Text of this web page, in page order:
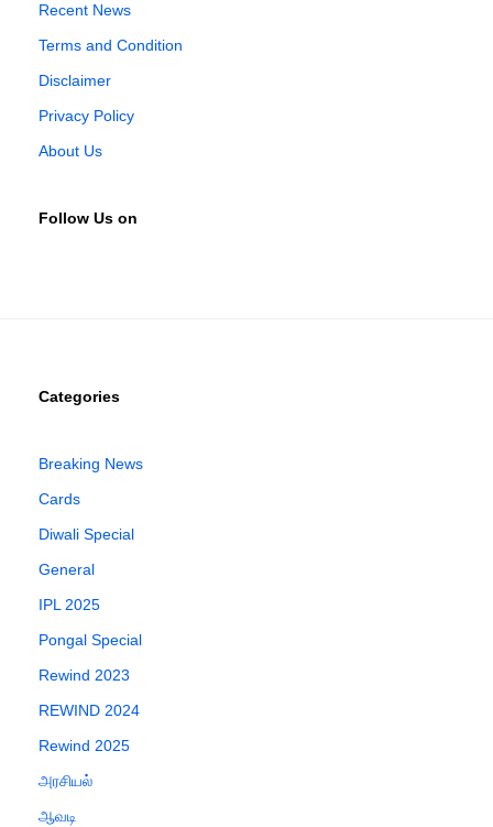
Recent News
Terms and Condition
Disclaimer
Privacy Policy
About Us
Follow Us on
Categories
Breaking News
Cards
Diwali Special
General
IPL 2025
Pongal Special
Rewind 2023
REWIND 2024
Rewind 2025
அரசியல்
ஆவடி